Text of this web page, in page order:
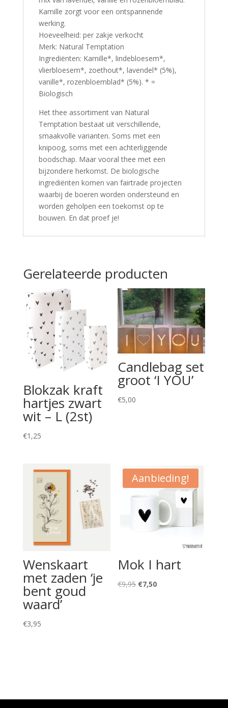
Kamille zorgt voor een ontspannende
werking.
Hoeveelheid: per zakje verkocht
Merk: Natural Temptation
Ingrediënten: Kamille*, lindebloesem*,
vlierbloesem*, zoethout*, lavendel* (5%),
vanille*, rozenbloemblad* (5%). * =
Biologisch
Het thee assortiment van Natural
Temptation bestaat uit verschillende,
smaakvolle varianten. Soms met een
knipoog, soms met een achterliggende
boodschap. Maar vooral thee met een
bijzondere herkomst. De biologische
ingrediënten komen van fairtrade projecten
waarbij de boeren worden ondersteund en
worden geholpen een toekomst op te
bouwen. En dat proef je!
Gerelateerde producten
Blokzak kraft
hartjes zwart
wit – L (2st)
€1,25
Candlebag set
groot ‘I YOU’
€5,00
Wenskaart
met zaden ‘je
bent goud
waard’
€3,95
Aanbieding!
Mok I hart
€9,95 Oorspronkelijke
€7,50Huidige